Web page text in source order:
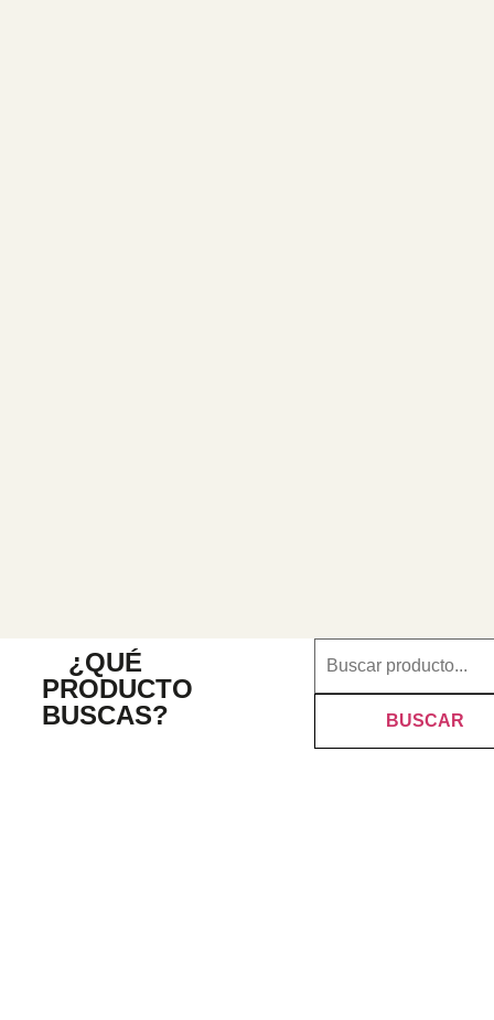
¿QUÉ
PRODUCTO
BUSCAS?
BUSCAR